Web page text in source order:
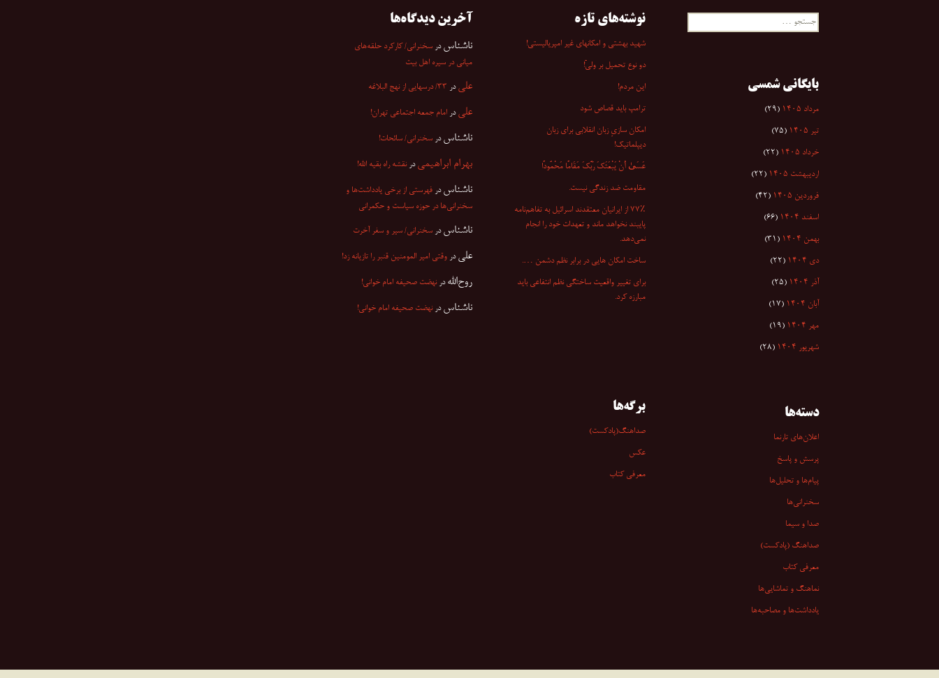
جستجو
نوشته‌های تازه
شهید بهشتی و امکانهای غیر امپریالیستی!
دو نوع تحمیل بر ولیّ!
این مردم!
ترامپ باید قصاص شود
امکان سازیِ زبان انقلابی برای زبان
دیپلماتیک!
عَسَىٰ أَنْ یَبْعَثَکَ رَبُّکَ مَقَامًا مَحْمُودًا
مقاومت ضد زندگی نیست.
۷۷٪ از ایرانیان معتقدند اسرائیل به تفاهم‌نامه
پایبند نخواهد ماند و تعهدات خود را انجام
نمی‌دهد.
ساخت امکان هایی در برابر نظم دشمن ….
برای تغییر واقعیت ساختگی نظم انتفاعی باید
مبارزه کرد.
آخرین دیدگاه‌ها
ناشناس در سخنرانی/ کارکرد حلقه‌های
میانی در سیره اهل بیت
علی در ۳۳/ درسهایی از نهج البلاغه
علی در امام جمعه اجتماعی تهران!
ناشناس در سخنرانی/ سائحات!
بهرام ابراهیمی درنقشه راه بقیه الله!
ناشناس در فهرستی از برخی یادداشت‌ها و
سخنرانی‌ها در حوزه سیاست و حکمرانی
ناشناس در سخنرانی/ سیر و سفر آخرت
علی در وقتی امیر المومنین قنبر را تازیانه زد!
روح‌الله درنهضت صحیفه امام خوانی!
ناشناس درنهضت صحیفه امام خوانی!
بایگانی شمسی
مرداد ۱۴۰۵ (۲۹)
تیر ۱۴۰۵ (۷۵)
خرداد ۱۴۰۵ (۲۲)
اردیبهشت ۱۴۰۵ (۲۲)
فروردین ۱۴۰۵ (۴۲)
اسفند ۱۴۰۴ (۶۶)
بهمن ۱۴۰۴ (۳۱)
دی ۱۴۰۴ (۲۲)
آذر ۱۴۰۴ (۲۵)
آبان ۱۴۰۴ (۱۷)
مهر ۱۴۰۴ (۱۹)
شهریور ۱۴۰۴ (۲۸)
برگه‌ها
صداهنگ(پادکست)
عکس
معرفی کتاب
دسته‌ها
اعلان‌های تارنما
پرسش و پاسخ
پیام‌ها و تحلیل‌ها
سخنرانی‏‏‌ها
صدا و سیما
صداهنگ (پادکست)
معرفی کتاب
نماهنگ و تماشایی‌ها
یادداشت‌ها و مصاحبه‌ها